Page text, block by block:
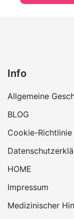
Info
Allgemeine
BLOG
Cookie-Richtlinie
HOME
Impressum
Medizinischer